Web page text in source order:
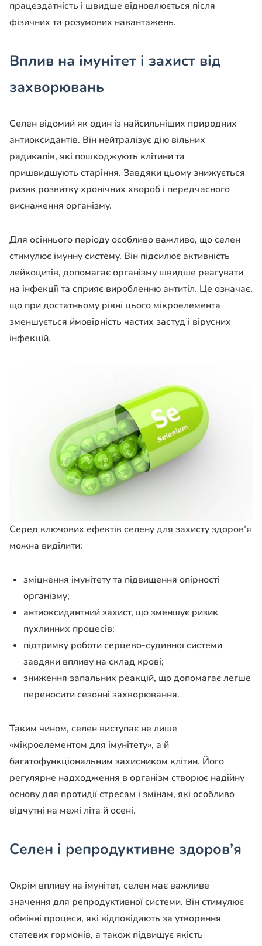
працездатність і швидше відновлюється після
фізичних та розумових навантажень.
Вплив на імунітет і захист від
захворювань
Селен відомий як один із найсильніших природних
антиоксидантів. Він нейтралізує дію вільних
радикалів, які пошкоджують клітини та
пришвидшують старіння. Завдяки цьому знижується
ризик розвитку хронічних хвороб і передчасного
виснаження організму.
Для осіннього періоду особливо важливо, що селен
стимулює імунну систему. Він підсилює активність
лейкоцитів, допомагає організму швидше реагувати
на інфекції та сприяє виробленню антитіл. Це означає,
що при достатньому рівні цього мікроелемента
зменшується ймовірність частих застуд і вірусних
інфекцій.
Серед ключових ефектів селену для захисту здоров’я
можна виділити:
зміцнення імунітету та підвищення опірності
організму;
антиоксидантний захист, що зменшує ризик
пухлинних процесів;
підтримку роботи серцево-судинної системи
завдяки впливу на склад крові;
зниження запальних реакцій, що допомагає легше
переносити сезонні захворювання.
Таким чином, селен виступає не лише
«мікроелементом для імунітету», а й
багатофункціональним захисником клітин. Його
регулярне надходження в організм створює надійну
основу для протидії стресам і змінам, які особливо
відчутні на межі літа й осені.
Селен і репродуктивне здоров’я
Окрім впливу на імунітет, селен має важливе
значення для репродуктивної системи. Він стимулює
обмінні процеси, які відповідають за утворення
статевих гормонів, а також підвищує якість